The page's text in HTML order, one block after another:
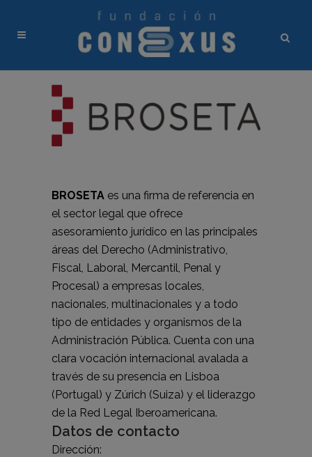
BROSETA es una firma de referencia en
el sector legal que ofrece
asesoramiento jurídico en las principales
áreas del Derecho (Administrativo,
Fiscal, Laboral, Mercantil, Penal y
Procesal) a empresas locales,
nacionales, multinacionales y a todo
tipo de entidades y organismos de la
Administración Pública. Cuenta con una
clara vocación internacional avalada a
través de su presencia en Lisboa
(Portugal) y Zúrich (Suiza) y el liderazgo
de la Red Legal Iberoamericana.
Datos de contacto
Dirección: